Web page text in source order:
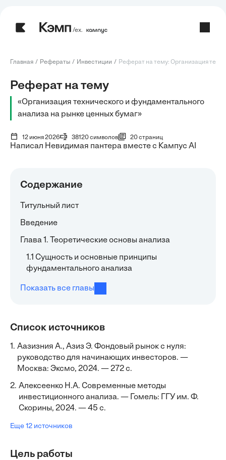
/ех.
Главная Рефераты Инвестиции Реферат на тему: Организация
Реферат на тему
«Организация технического и фундаментального
анализа на рынке ценных бумаг»
12 июня 2026 38120 символов 20 страниц
Написал Невидимая пантера вместе с Кампус AI
Содержание
Титульный лист
Введение
Глава 1. Теоретические основы анализа
1.1 Сущность и основные принципы
фундаментального анализа
Показать все главы
Список источников
1. Аазизния А., Азиз Э. Фондовый рынок с нуля:
руководство для начинающих инвесторов. —
Москва: Эксмо, 2024. — 272 с.
2. Алексеенко Н.А. Современные методы
инвестиционного анализа. — Гомель: ГГУ им. Ф.
Скорины, 2024. — 45 с.
Еще 12 источников
Цель работы